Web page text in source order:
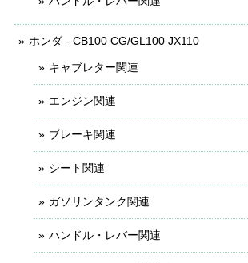
ホンダ - CB100 CG/GL100 JX110
キャブレター関連
エンジン関連
ブレーキ関連
シート関連
ガソリンタンク関連
ハンドル・レバー関連